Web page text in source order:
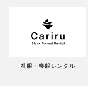
礼服・喪服レンタル